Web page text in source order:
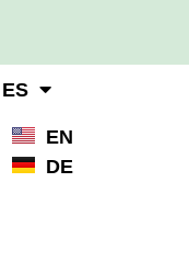
ES
EN
DE